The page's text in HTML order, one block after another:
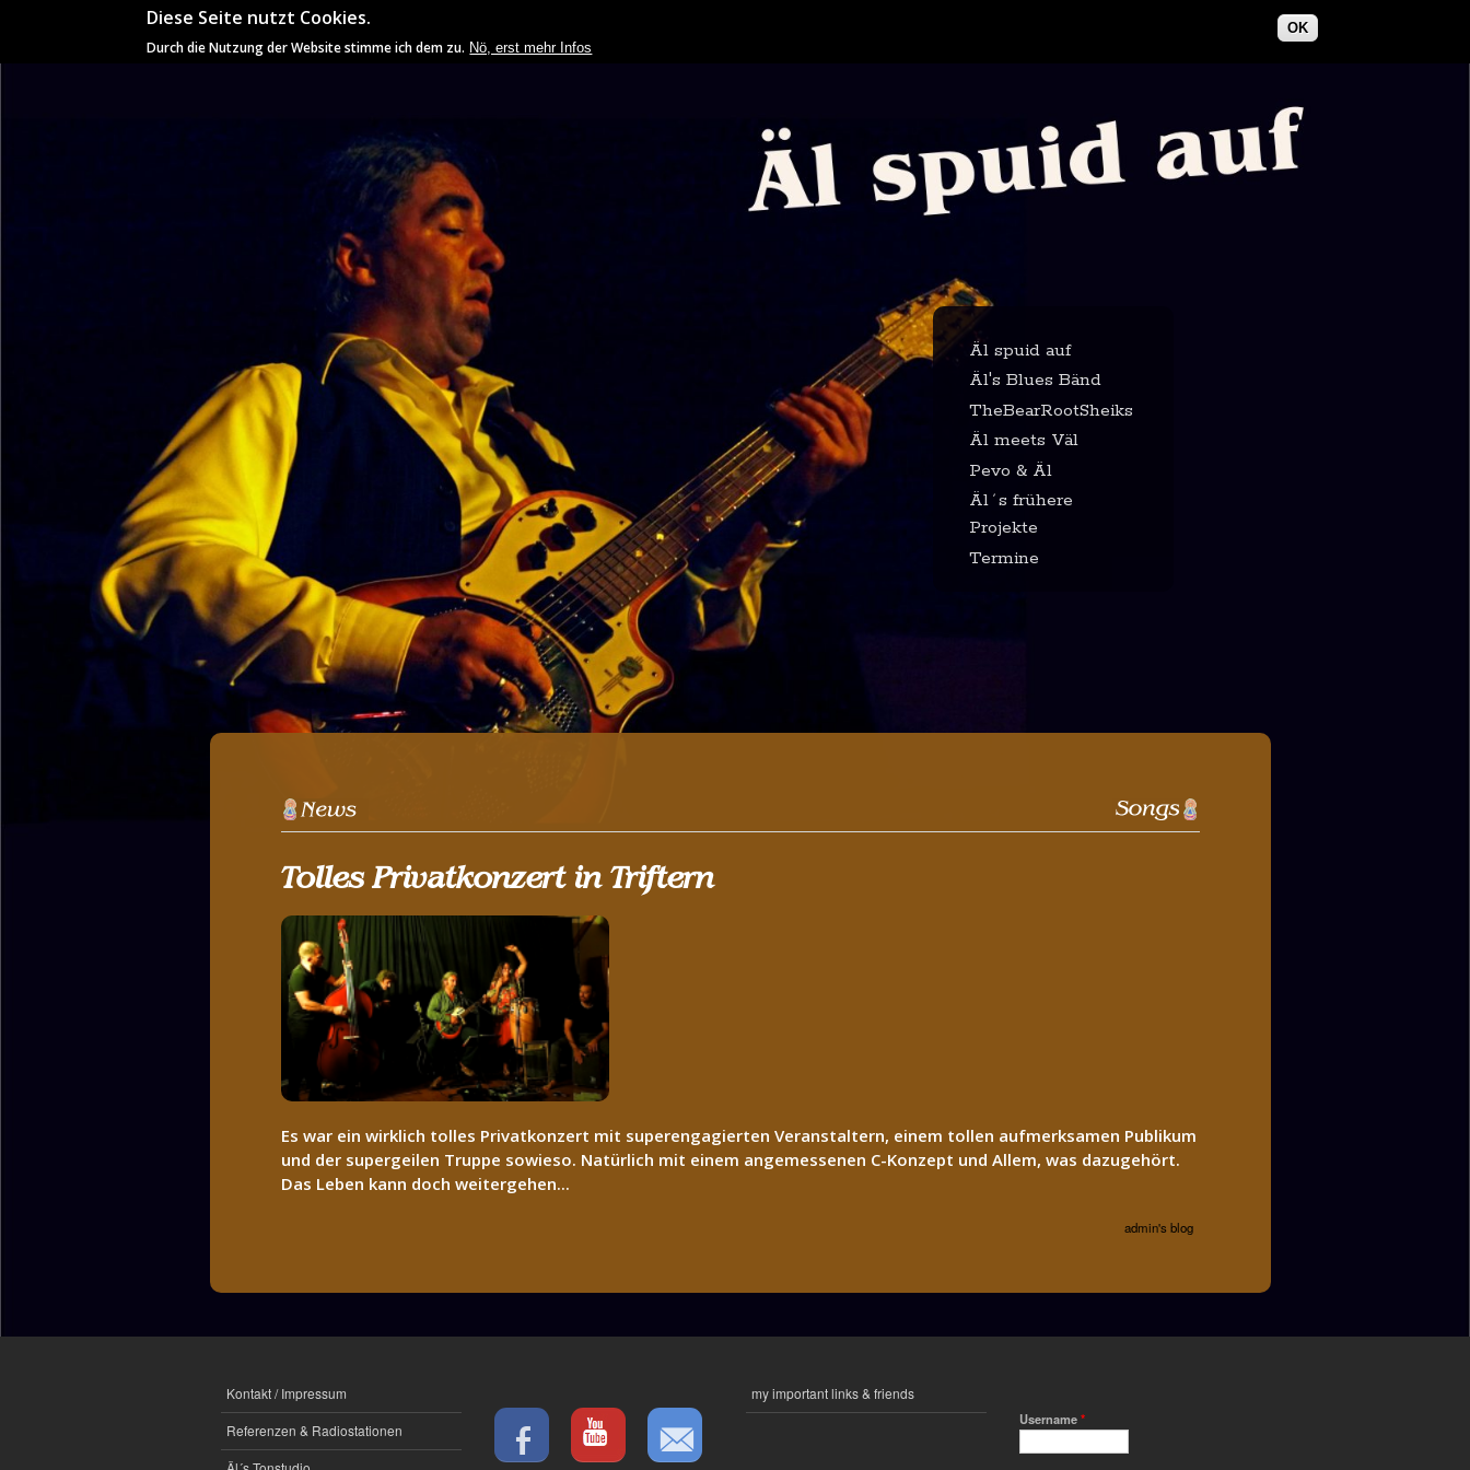
Diese Seite nutzt Cookies.
Durch die Nutzung der Website stimme ich dem zu. Nö, erst mehr Infos
OK
ÄL
You are here
Tolles Privatkonzert in Triftern
Es war ein wirklich tolles Privatkonzert mit superengagierten Veranstaltern, einem tollen aufmerksamen Publikum
und der supergeilen Truppe sowieso. Natürlich mit einem angemessenen C-Konzept und Allem, was dazugehört.
Das Leben kann doch weitergehen...
admin's blog
Äl spuid auf
Äl's Blues Bänd
TheBearRootSheiks
Äl meets Väl
Pevo & Äl
Äl´s frühere
Projekte
Termine
Kontakt / Impressum
Referenzen & Radiostationen
my important links & friends
Username*